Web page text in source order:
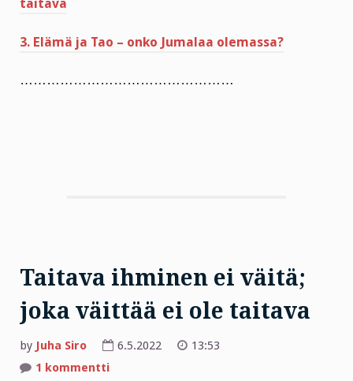
taitava
3. Elämä ja Tao – onko Jumalaa olemassa?
…………………………………………
Taitava ihminen ei väitä;
joka väittää ei ole taitava
by Juha Siro 6.5.2022
13:53
1 kommenttiartikkeliin